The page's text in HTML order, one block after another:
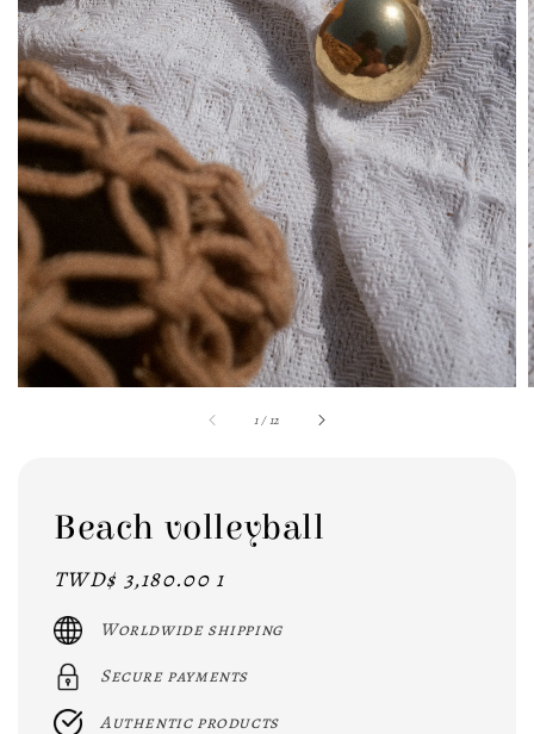
1 /12
Beach volleyball
Regular
price
TWD$ 3,180.00 1
Worldwide shipping
Secure payments
Authentic products